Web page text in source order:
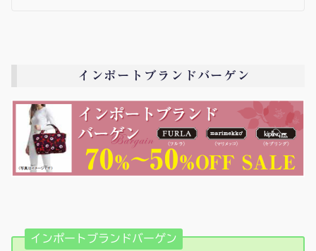
インポートブランドバーゲン
インポートブランドバーゲン